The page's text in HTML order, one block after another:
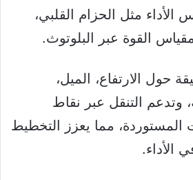
الأداء مثل الحزام القلبي،
القوة عبر البلوتوث.
حول الارتفاع، الميل،
وتدعم التنقل عبر نقاط
المستوردة، مما يعزز التخطيط
الأداء.